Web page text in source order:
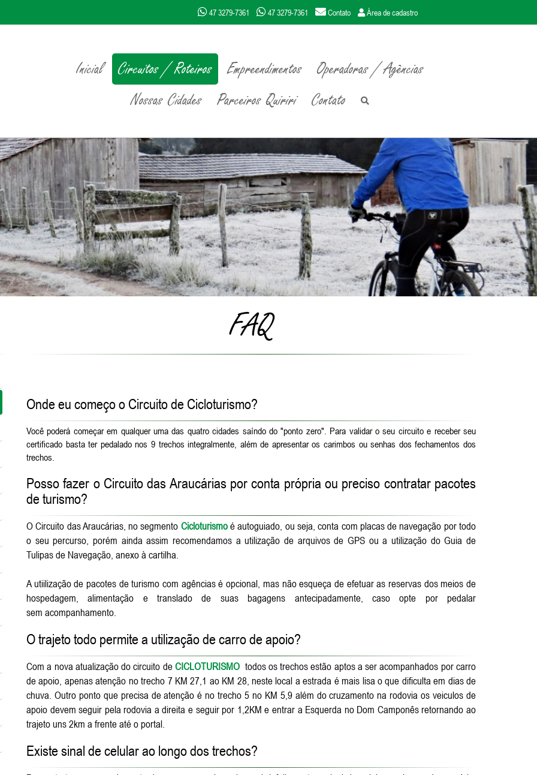
47 3279-7361 47 3279-7361 Contato Área de cadastro
Inicial Circuitos / Roteiros Empreendimentos
Operadoras / Agências
Nossas Cidades
Parceiros Quiriri Contato
FAQ
Onde eu começo o Circuito de Cicloturismo?
Você poderá começar em qualquer uma das quatro cidades saíndo do "ponto zero". Para validar o seu circuito e receber seu
certificado basta ter pedalado nos 9 trechos integralmente, além de apresentar os carimbos ou senhas dos fechamentos dos
trechos.
Posso fazer o Circuito das Araucárias por conta própria ou preciso contratar pacotes
de turismo?
O Circuito das Araucárias, no segmento Cicloturismoé autoguiado, ou seja, conta com placas de navegação por todo
o seu percurso, porém ainda assim recomendamos a utilização de arquivos de GPS ou a utilização do Guia de
Tulipas de Navegação, anexo à cartilha.
A utiilização de pacotes de turismo com agências é opcional, mas não esqueça de efetuar as reservas dos meios de
hospedagem, alimentação e translado de suas bagagens antecipadamente, caso opte por pedalar
sem acompanhamento.
O trajeto todo permite a utilização de carro de apoio?
Com a nova atualização do circuito de CICLOTURISMOtodos os trechos estão aptos a ser acompanhados por carro
de apoio, apenas atenção no trecho 7 KM 27,1 ao KM 28, neste local a estrada é mais lisa o que dificulta em dias de
chuva. Outro ponto que precisa de atenção é no trecho 5 no KM 5,9 além do cruzamento na rodovia os veiculos de
apoio devem seguir pela rodovia a direita e seguir por 1,2KM e entrar a Esquerda no Dom Camponês retornando ao
trajeto uns 2km a frente até o portal.
Existe sinal de celular ao longo dos trechos?